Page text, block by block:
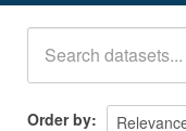
Organizations
Groups
About
Order by